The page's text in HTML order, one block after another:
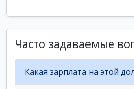
Часто задаваемые
Какая зарплата на этой